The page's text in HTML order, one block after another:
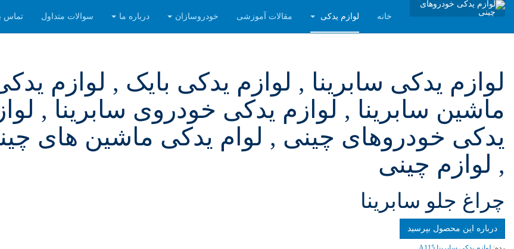
خانه لوازم یدکی مقالات آموزشی خودروسازان درباره ما سوالات متداول تماس
لوازم یدکی سابرینا , لوازم یدکی بایک , لوازم
ماشین سابرینا , لوازم یدکی خودروی سابرینا ,
یدکی خودروهای چینی , لوام یدکی ماشین های
, لوازم چینی
چراغ جلو سابرينا
درباره این محصول بپرسید